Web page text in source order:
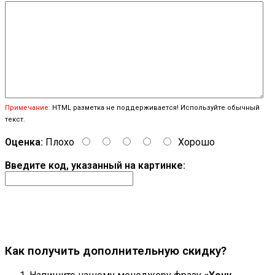
Примечание: HTML разметка не поддерживается! Используйте обычный
текст.
Оценка: Плохо
Хорошо
Введите код, указанный на картинке:
Как получить дополнительную скидку?